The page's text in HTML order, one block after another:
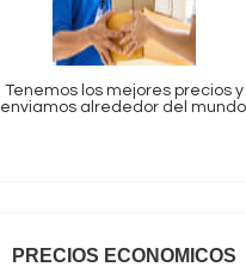
Tenemos los mejores precios y
enviamos alrededor del
PRECIOS ECONOMICOS